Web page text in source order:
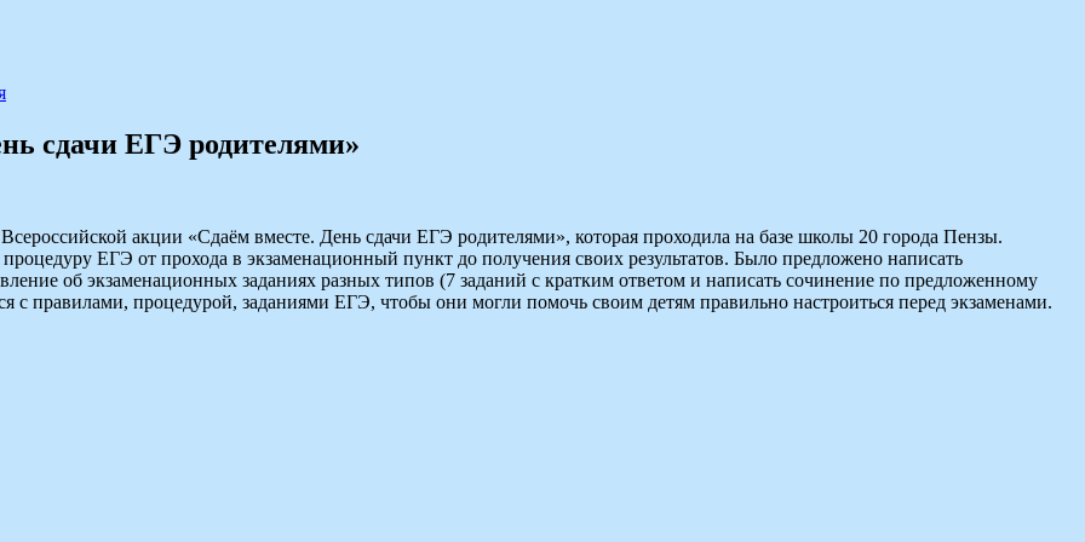
сдачи ЕГЭ родителями»
акции «Сдаём вместе. День сдачи ЕГЭ родителями», которая проходила на базе школы 20 города Пензы.
ЕГЭ от прохода в экзаменационный пункт до получения своих результатов. Было предложено написать
об экзаменационных заданиях разных типов (7 заданий с кратким ответом и написать сочинение по предложенному
с правилами, процедурой, заданиями ЕГЭ, чтобы они могли помочь своим детям правильно настроиться перед экзаменами.